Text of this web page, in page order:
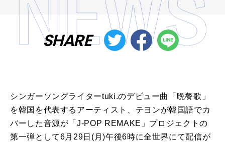
SHARE
シンガーソングライターtuki.のデビュー曲「晩餐歌」
を韓国を代表するアーティスト、テヨンが韓国語でカ
バーした音源が「J-POP REMAKE」プロジェクトの
第一弾として6月29日(月)午後6時に全世界にて配信が